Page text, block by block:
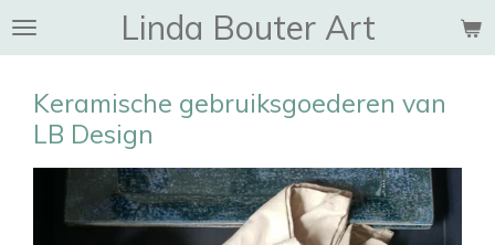
Ga
hoofdinhoud
Linda Bouter Art
Keramische gebruiksgoederen van
LB Design